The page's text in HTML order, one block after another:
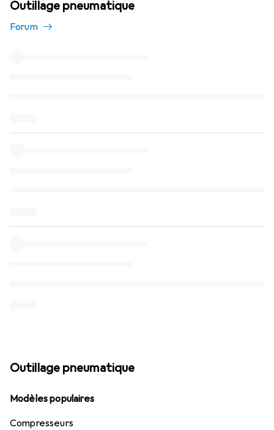
Outillage pneumatique
Forum
Outillage pneumatique
Modèles populaires
Compresseurs